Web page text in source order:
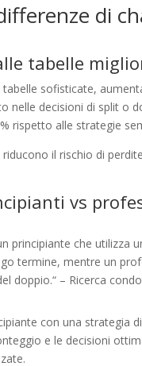
di
tabelle
sofisticate,
nelle decisioni di split o
rispetto alle strategie
il rischio di
vs
principiante che utilizza
termine, mentre un
doppio.“ – Ricerca
con una strategia
e le decisioni